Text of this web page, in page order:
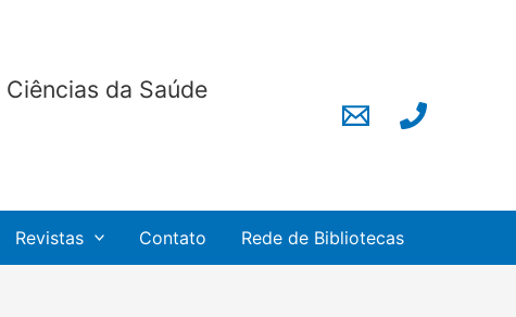
da Saúde
Revistas Contato Rede de Bibliotecas